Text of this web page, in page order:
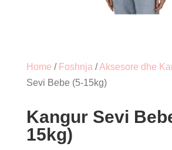
Home / Foshnja /Aksesore dhe
Sevi Bebe (5-15kg)
Kangur Sevi
15kg)